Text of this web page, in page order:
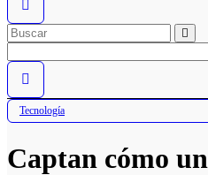
Tecnología
Captan cómo